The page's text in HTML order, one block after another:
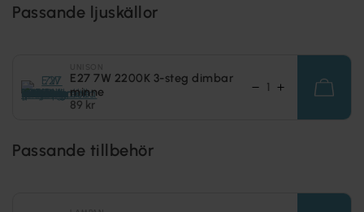
Passande ljuskällor
E27 7W 2200K 3-steg dimbar
minne
89 kr
Passande tillbehör